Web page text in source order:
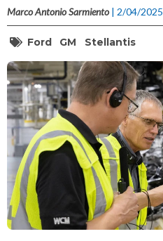
Marco Antonio Sarmiento | 2/04/2025
Ford GM Stellantis